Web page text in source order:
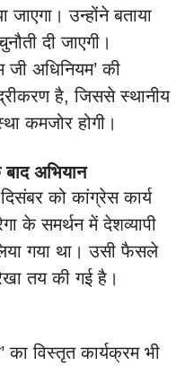
उन्होंने बताया
दी जाएगी।
जी अधिनियम’ की
है, जिससे स्थानीय
कमजोर होगी।
अभियान
को कांग्रेस कार्य
के समर्थन में देशव्यापी
गया था। उसी फैसले
तय की गई है।
का विस्तृत कार्यक्रम भी